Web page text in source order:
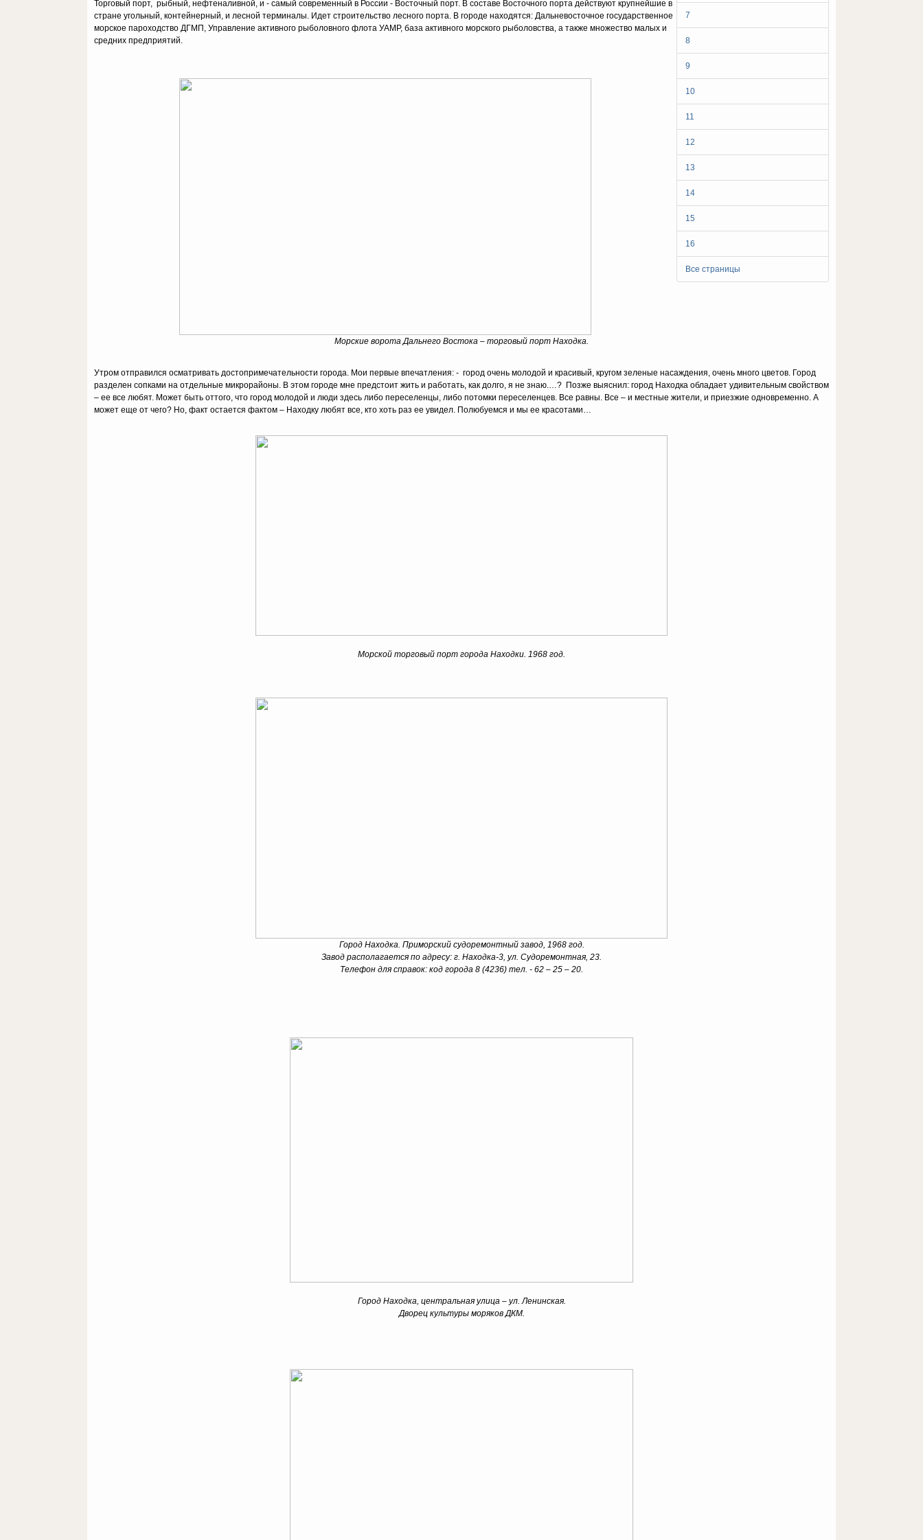
7
8
9
10
11
12
13
14
15
16
Все страницы
Торговый порт, рыбный, нефтеналивной, и - самый современный в России - Восточный порт. В составе Восточного порта действуют крупнейшие в
стране угольный, контейнерный, и лесной терминалы. Идет строительство лесного порта. В городе находятся: Дальневосточное государственное
морское пароходство ДГМП, Управление активного рыболовного флота УАМР, база активного морского рыболовства, а также множество малых и
средних предприятий.
Морские ворота Дальнего Востока – торговый порт Находка.
Утром отправился осматривать достопримечательности города. Мои первые впечатления: - город очень молодой и красивый, кругом зеленые насаждения, очень много цветов. Город
разделен сопками на отдельные микрорайоны. В этом городе мне предстоит жить и работать, как долго, я не знаю.…? Позже выяснил: город Находка обладает удивительным свойством
– ее все любят. Может быть оттого, что город молодой и люди здесь либо переселенцы, либо потомки переселенцев. Все равны. Все – и местные жители, и приезжие одновременно. А
может еще от чего? Но, факт остается фактом – Находку любят все, кто хоть раз ее увидел. Полюбуемся и мы ее красотами…
Морской торговый порт города Находки. 1968 год.
Город Находка. Приморский судоремонтный завод, 1968 год.
Завод располагается по адресу: г. Находка-3, ул. Судоремонтная, 23.
Телефон для справок: код города 8 (4236) тел. - 62 – 25 – 20.
Город Находка, центральная улица – ул. Ленинская.
Дворец культуры моряков ДКМ.